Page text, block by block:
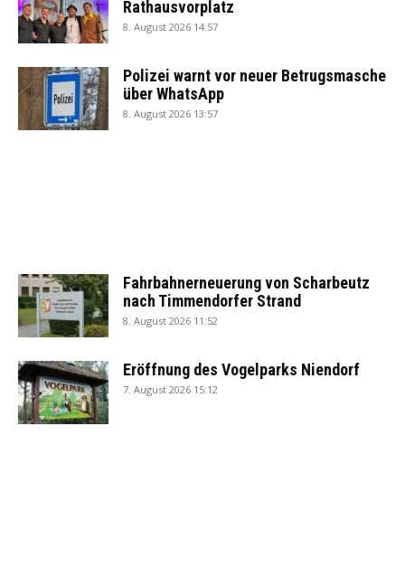
Rathausvorplatz
8. August 2026 14:57
Polizei warnt vor neuer Betrugsmasche
über WhatsApp
8. August 2026 13:57
Fahrbahnerneuerung von Scharbeutz
nach Timmendorfer Strand
8. August 2026 11:52
Eröffnung des Vogelparks Niendorf
7. August 2026 15:12